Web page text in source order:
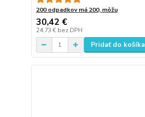
200 odpadkov má 200, môžu
30,42 €
24,73 € bez DPH
Pridať do košíka